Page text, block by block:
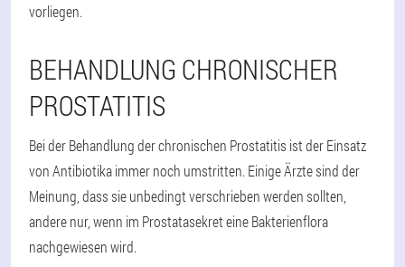
vorliegen.
BEHANDLUNG CHRONISCHER
PROSTATITIS
Bei der Behandlung der chronischen Prostatitis ist der Einsatz
von Antibiotika immer noch umstritten. Einige Ärzte sind der
Meinung, dass sie unbedingt verschrieben werden sollten,
andere nur, wenn im Prostatasekret eine Bakterienflora
nachgewiesen wird.